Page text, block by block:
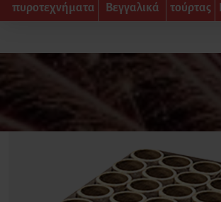
πυροτεχνήματα
Βεγγαλικά
τούρτας